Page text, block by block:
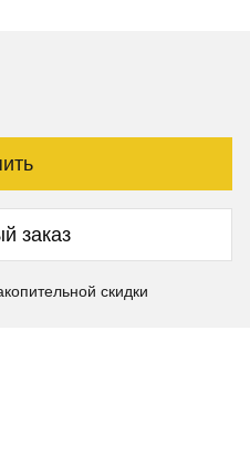
заказ
скидки